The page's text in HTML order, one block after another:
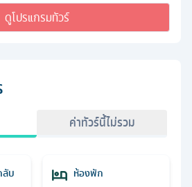
ดูโปรแกรมทัวร์
ค่าทัวร์นี้ไม่รวม
ลับ ห้องพัก